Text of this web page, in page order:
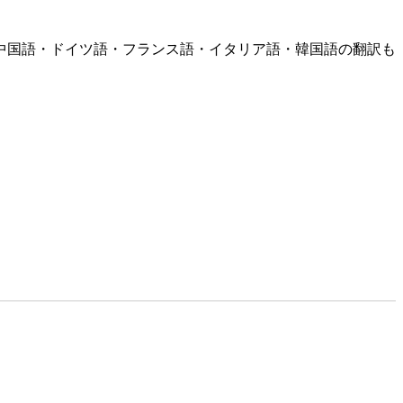
語・ドイツ語・フランス語・イタリア語・韓国語の翻訳も